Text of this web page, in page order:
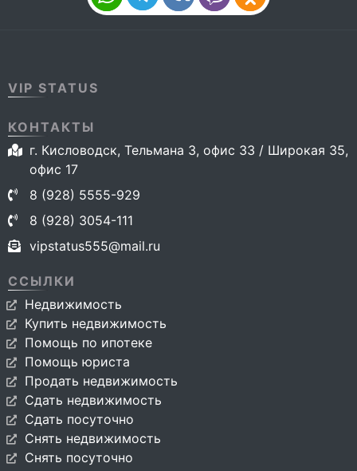
VIP STATUS
КОНТАКТЫ
г. Кисловодск, Тельмана 3, офис 33 / Широкая 35,
офис 17
8 (928) 5555-929
8 (928) 3054-111
vipstatus555@mail.ru
ССЫЛКИ
Недвижимость
Купить недвижимость
Помощь по ипотеке
Помощь юриста
Продать недвижимость
Сдать недвижимость
Сдать посуточно
Снять недвижимость
Снять посуточно